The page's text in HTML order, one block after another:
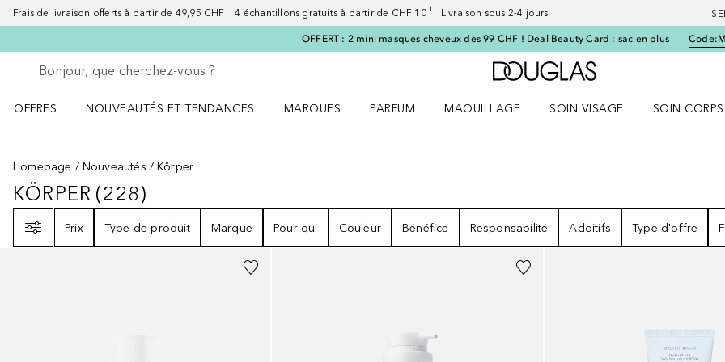
Frais de livraison offerts à partir de 49,95 CHF 4 échantillons gratuits à partir de CHF 10 ¹ Livraison sous 2-4 jours
OFFERT : 2 mini masques cheveux dès 99 CHF ! Deal Beauty Card : sac en plus Code:
Retourner
Exécuter la recherche
Vers l'accueil Douglas
OFFRES
NOUVEAUTÉS ET TENDANCES
MARQUES
PARFUM
MAQUILLAGE
SOIN VISAGE
SOIN CORPS
Homepage Nouveautés Körper
KÖRPER228RÉSULTATS
KÖRPER (228)
Prix
Type de produit Marque Pour qui Couleur Bénéfice Responsabilité Additifs Type d'offre